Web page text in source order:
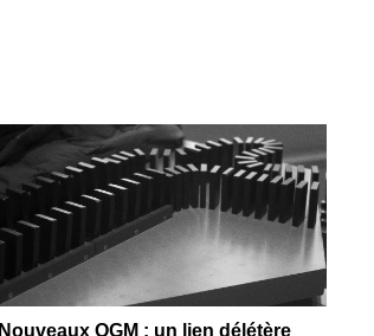
Nouveaux OGM : un lien délétère